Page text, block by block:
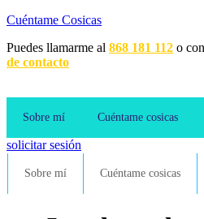
Cuéntame Cosicas
Puedes llamarme al 868 181 112 o
de contacto
Sobre mí Cuéntame cosicas
solicitar sesión
Sobre mí Cuéntame cosicas